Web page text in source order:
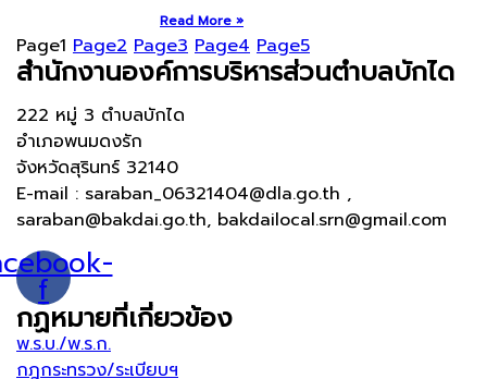
Read More »
Page1 Page2 Page3 Page4 Page5
สำนักงานองค์การบริหารส่วนตำบลบักได
222 หมู่ 3 ตำบลบักได
อำเภอพนมดงรัก
จังหวัดสุรินทร์ 32140
E-mail : saraban_06321404@dla.go.th ,
saraban@bakdai.go.th, bakdailocal.srn@gmail.com
f
กฏหมายที่เกี่ยวข้อง
พ.ร.บ./พ.ร.ก.
กฎกระทรวง/ระเบียบฯ